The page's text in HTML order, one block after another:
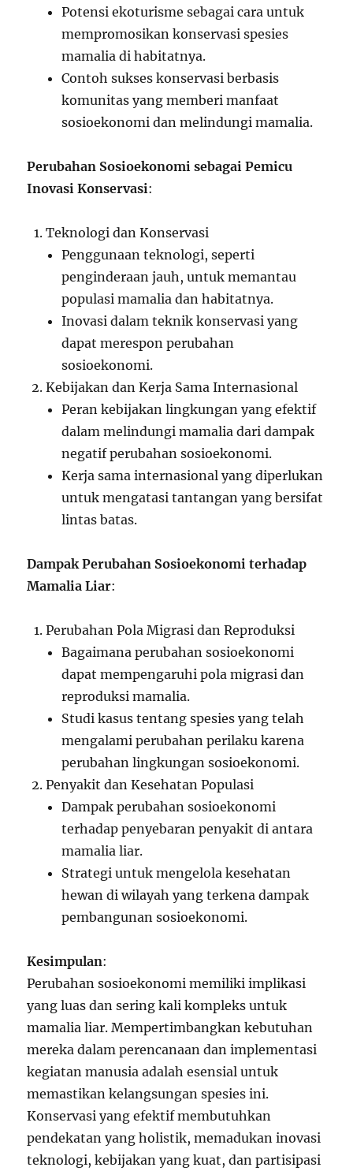
Potensi ekoturisme sebagai cara untuk
mempromosikan konservasi spesies
mamalia di habitatnya.
Contoh sukses konservasi berbasis
komunitas yang memberi manfaat
sosioekonomi dan melindungi mamalia.
Perubahan Sosioekonomi sebagai Pemicu
Inovasi Konservasi:
Teknologi dan Konservasi
Penggunaan teknologi, seperti
penginderaan jauh, untuk memantau
populasi mamalia dan habitatnya.
Inovasi dalam teknik konservasi yang
dapat merespon perubahan
sosioekonomi.
Kebijakan dan Kerja Sama Internasional
Peran kebijakan lingkungan yang efektif
dalam melindungi mamalia dari dampak
negatif perubahan sosioekonomi.
Kerja sama internasional yang diperlukan
untuk mengatasi tantangan yang bersifat
lintas batas.
Dampak Perubahan Sosioekonomi terhadap
Mamalia Liar:
Perubahan Pola Migrasi dan Reproduksi
Bagaimana perubahan sosioekonomi
dapat mempengaruhi pola migrasi dan
reproduksi mamalia.
Studi kasus tentang spesies yang telah
mengalami perubahan perilaku karena
perubahan lingkungan sosioekonomi.
Penyakit dan Kesehatan Populasi
Dampak perubahan sosioekonomi
terhadap penyebaran penyakit di antara
mamalia liar.
Strategi untuk mengelola kesehatan
hewan di wilayah yang terkena dampak
pembangunan sosioekonomi.
Kesimpulan:
Perubahan sosioekonomi memiliki implikasi
yang luas dan sering kali kompleks untuk
mamalia liar. Mempertimbangkan kebutuhan
mereka dalam perencanaan dan implementasi
kegiatan manusia adalah esensial untuk
memastikan kelangsungan spesies ini.
Konservasi yang efektif membutuhkan
pendekatan yang holistik, memadukan inovasi
teknologi, kebijakan yang kuat, dan partisipasi